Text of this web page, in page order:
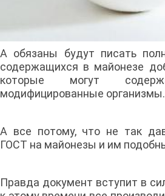
А обязаны будут писать
содержащихся в майонезе
которые могут
модифицированные организмы.
А все потому, что не так
ГОСТ на майонезы и им
Правда документ вступит в